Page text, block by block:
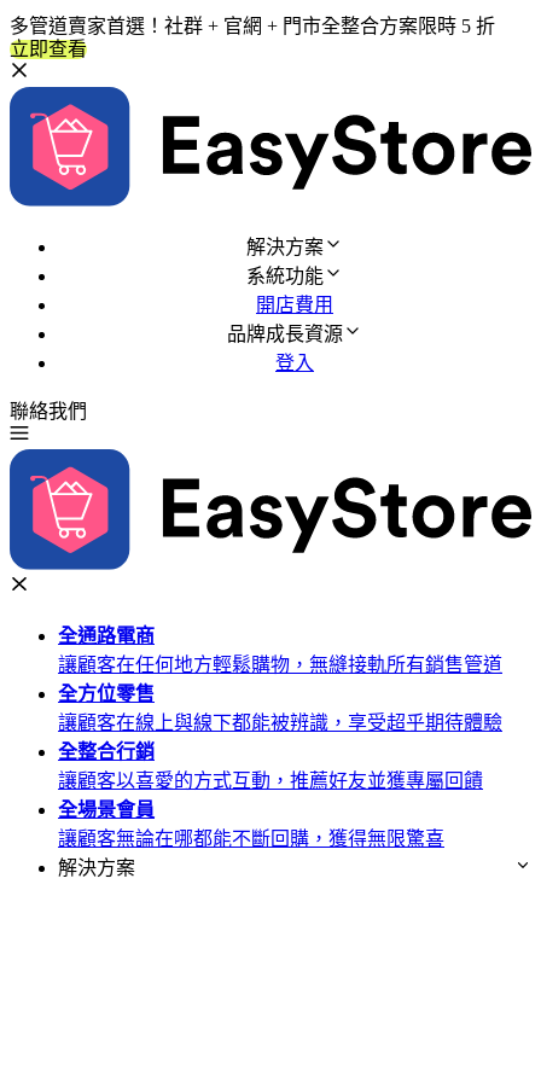
多管道賣家首選！社群 + 官網 + 門市全整合方案限時 5 折
立即查看
解決方案
系統功能
開店費用
品牌成長資源
登入
聯絡我們
全通路電商
讓顧客在任何地方輕鬆購物，無縫接軌所有銷售管道
全方位零售
讓顧客在線上與線下都能被辨識，享受超乎期待體驗
全整合行銷
讓顧客以喜愛的方式互動，推薦好友並獲專屬回饋
全場景會員
讓顧客無論在哪都能不斷回購，獲得無限驚喜
解決方案